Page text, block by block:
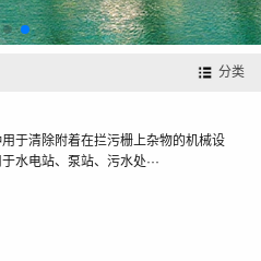
分类
于清除附着在拦污栅上杂物的机械设
水电站、泵站、污水处···